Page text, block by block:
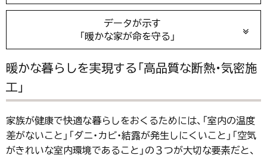
データが示す
「暖かな家が命を守る」
暖かな暮らしを実現する「高品質な断熱・気密施
工」
家族が健康で快適な暮らしをおくるためには、「室内の温度
差がないこと」「ダニ・カビ・結露が発生しにくいこと」「空気
がきれいな室内環境であること」の３つが大切な要素だと、